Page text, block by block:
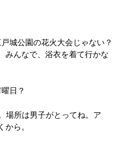
城公園の花火大会じゃない？
みんなで、浴衣を着て行かな
日？
場所は男子がとってね。ア
から。